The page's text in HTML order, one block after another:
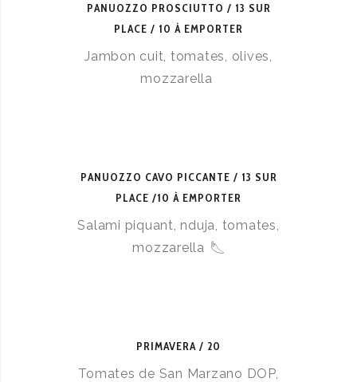
PANUOZZO PROSCIUTTO
13 SUR
PLACE / 10 À EMPORTER
Jambon cuit, tomates, olives,
mozzarella
PANUOZZO CAVO PICCANTE
13 SUR
PLACE /10 À EMPORTER
Salami piquant, nduja, tomates,
mozzarella
PRIMAVERA 20
Tomates de San Marzano DOP,